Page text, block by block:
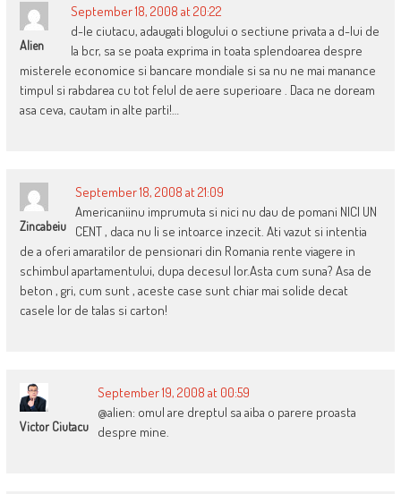
Alien
September 18, 2008 at 20:22
d-le ciutacu, adaugati blogului o sectiune privata a d-lui de
la bcr, sa se poata exprima in toata splendoarea despre
misterele economice si bancare mondiale si sa nu ne mai manance
timpul si rabdarea cu tot felul de aere superioare . Daca ne doream
asa ceva, cautam in alte parti!…
Zincabeiu
September 18, 2008 at 21:09
Americaniinu imprumuta si nici nu dau de pomani NICI UN
CENT , daca nu li se intoarce inzecit. Ati vazut si intentia
de a oferi amaratilor de pensionari din Romania rente viagere in
schimbul apartamentului, dupa decesul lor.Asta cum suna? Asa de
beton , gri, cum sunt , aceste case sunt chiar mai solide decat
casele lor de talas si carton!
Victor Ciutacu
September 19, 2008 at 00:59
@alien: omul are dreptul sa aiba o parere proasta
despre mine.